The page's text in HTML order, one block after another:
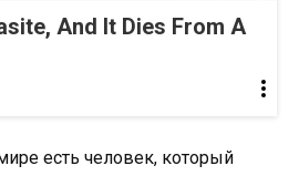
And It Dies From A
есть человек, который